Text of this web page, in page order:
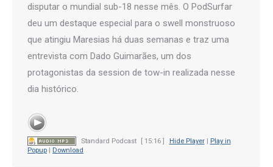
disputar o mundial sub-18 nesse mês. O PodSurfar
deu um destaque especial para o swell monstruoso
que atingiu Maresias há duas semanas e traz uma
entrevista com Dado Guimarães, um dos
protagonistas da session de tow-in realizada nesse
dia histórico.
Standard Podcast [ 15:16 ] Hide Player| Play in
Popup
Download